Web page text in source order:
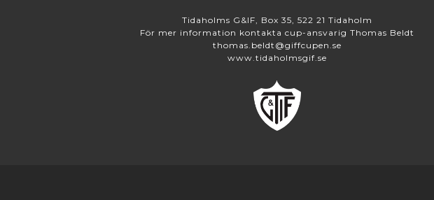
Tidaholms G&IF, Box 35, 522 21 Tidaholm
För mer information kontakta cup-ansvarig Thomas Beldt
thomas.beldt@giffcupen.se
www.tidaholmsgif.se